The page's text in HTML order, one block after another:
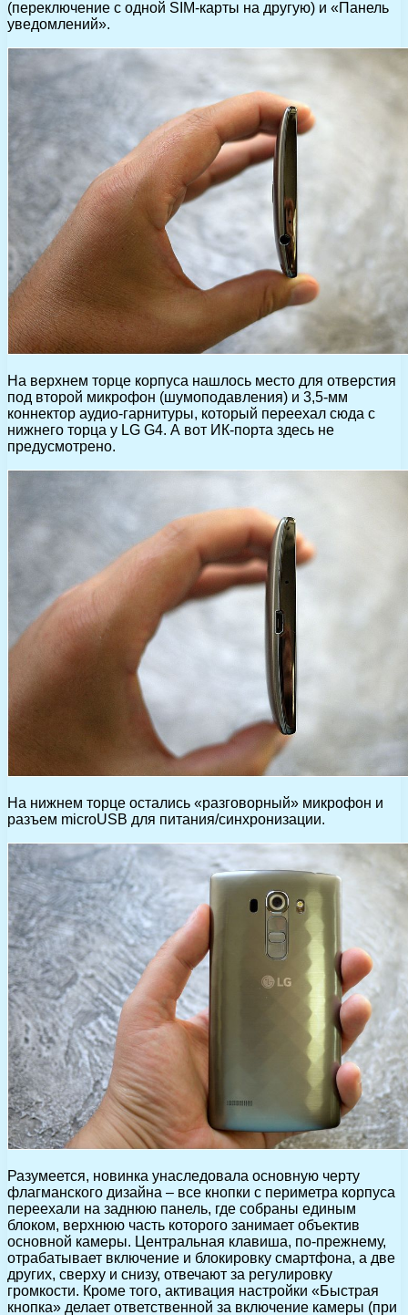
(переключение с одной SIM-карты на другую) и «Панель
уведомлений».
На верхнем торце корпуса нашлось место для отверстия
под второй микрофон (шумоподавления) и 3,5-мм
коннектор аудио-гарнитуры, который переехал сюда с
нижнего торца у LG G4. А вот ИК-порта здесь не
предусмотрено.
На нижнем торце остались «разговорный» микрофон и
разъем microUSB для питания/синхронизации.
Разумеется, новинка унаследовала основную черту
флагманского дизайна – все кнопки с периметра корпуса
переехали на заднюю панель, где собраны единым
блоком, верхнюю часть которого занимает объектив
основной камеры. Центральная клавиша, по-прежнему,
отрабатывает включение и блокировку смартфона, а две
других, сверху и снизу, отвечают за регулировку
громкости. Кроме того, активация настройки «Быстрая
кнопка» делает ответственной за включение камеры (при